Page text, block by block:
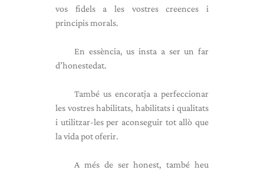
vos fidels a les vostres creences i
principis morals.
En essència, us insta a ser un far
d’honestedat.
També us encoratja a perfeccionar
les vostres habilitats, habilitats i qualitats
i utilitzar-les per aconseguir tot allò que
la vida pot oferir.
A més de ser honest, també heu